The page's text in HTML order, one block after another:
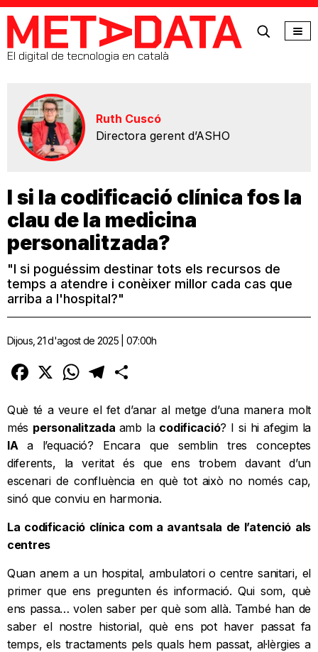
MetaData
El digital de tecnologia en català
Ruth Cuscó
Directora gerent d’ASHO
I si la codificació clínica fos la
clau de la medicina
personalitzada?
"I si poguéssim destinar tots els recursos de
temps a atendre i conèixer millor cada cas que
arriba a l'hospital?"
Dijous, 21 d'agost de 2025 | 07:00h
Facebook
X WhatsAppTelegram
Què té a veure el fet d’anar al metge d’una manera molt
més personalitzada amb la codificació? I si hi afegim la
IA a l’equació? Encara que semblin tres conceptes
diferents, la veritat és que ens trobem davant d’un
escenari de confluència en què tot això no només cap,
sinó que conviu en harmonia.
La codificació clínica com a avantsala de l’atenció als
centres
Quan anem a un hospital, ambulatori o centre sanitari, el
primer que ens pregunten és informació. Qui som, què
ens passa… volen saber per què som allà. També han de
saber el nostre historial, què ens pot haver passat fa
temps, els tractaments pels quals hem passat, al·lèrgies a